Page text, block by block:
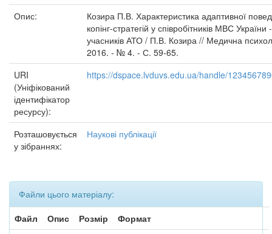
Опис:
Козира П.В. Характеристика адаптивної
копінг-стратегій у співробітників МВС України -
учасників АТО / П.В. Козира // Медична
2016. - № 4. - С. 59-65.
URI
(Уніфікований
ідентифікатор
ресурсу):
https://dspace.lvduvs.edu.ua/handle/
Розташовується
у зібраннях:
Наукові публікації
Файли цього матеріалу:
Файл
Опис Розмір
Формат